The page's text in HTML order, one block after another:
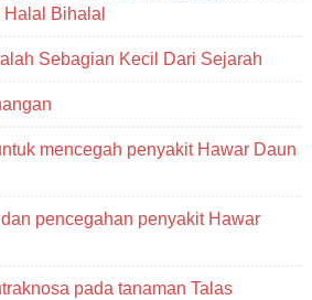
Bihalal
Sebagian Kecil Dari Sejarah
mencegah penyakit Hawar Daun
pencegahan penyakit Hawar
pada tanaman Talas